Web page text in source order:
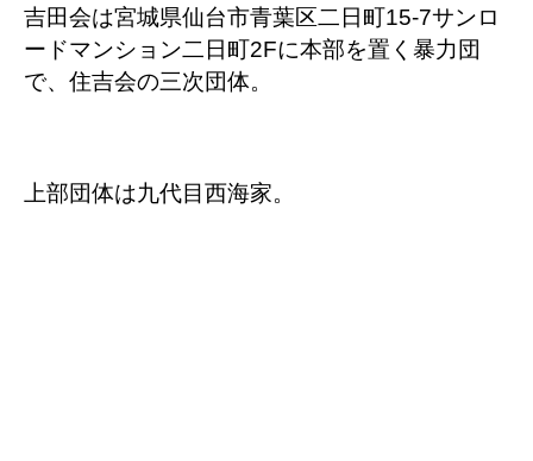
吉田会は宮城県仙台市青葉区二日町15-7サンロ
ードマンション二日町2Fに本部を置く暴力団
で、住吉会の三次団体。
上部団体は九代目西海家。